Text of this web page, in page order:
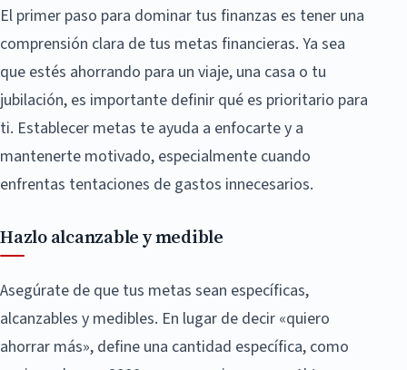
El primer paso para dominar tus finanzas es tener una
comprensión clara de tus metas financieras. Ya sea
que estés ahorrando para un viaje, una casa o tu
jubilación, es importante definir qué es prioritario para
ti. Establecer metas te ayuda a enfocarte y a
mantenerte motivado, especialmente cuando
enfrentas tentaciones de gastos innecesarios.
Hazlo alcanzable y medible
Asegúrate de que tus metas sean específicas,
alcanzables y medibles. En lugar de decir «quiero
ahorrar más», define una cantidad específica, como